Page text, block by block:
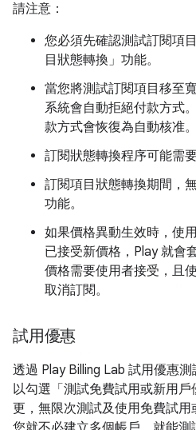
請注意：
您必須先確認測試訂閱項
目狀態轉換」功能。
當您將測試訂閱項目移至
系統會自動拒絕付款方式
款方式會恢復為自動核准。
訂閱狀態轉換程序可能需
訂閱項目狀態轉換期間，
功能。
如果價格異動生效時，使
已接受新價格，Play 就會
價格需要使用者接受，且
取消訂閱。
試用優惠
透過 Play Billing Lab 試用優惠
以勾選「測試免費試用或新用戶
更，無限次測試及使用免費試用